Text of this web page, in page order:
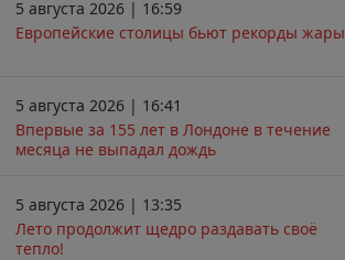
5 августа 2026 | 16:59
Европейские столицы бьют рекорды жары
5 августа 2026 | 16:41
Впервые за 155 лет в Лондоне в течение
месяца не выпадал дождь
5 августа 2026 | 13:35
Лето продолжит щедро раздавать своё
тепло!